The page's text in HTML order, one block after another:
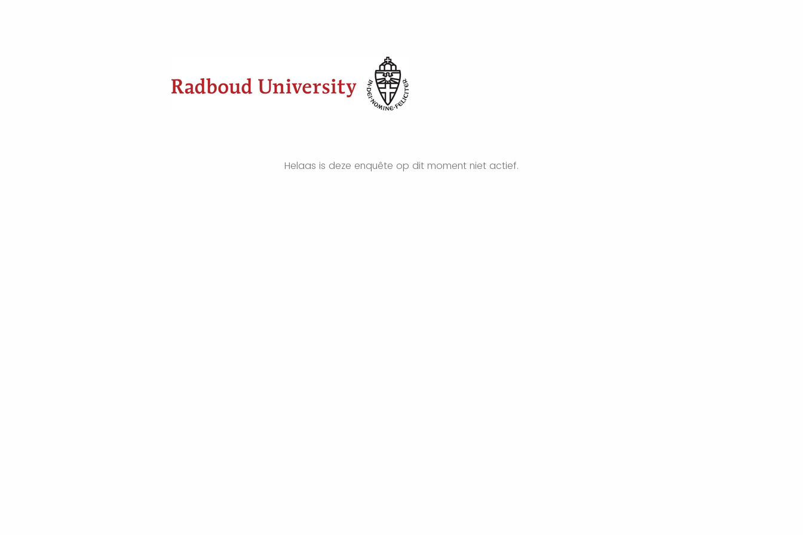
Helaas is deze enquête op dit moment niet actief.